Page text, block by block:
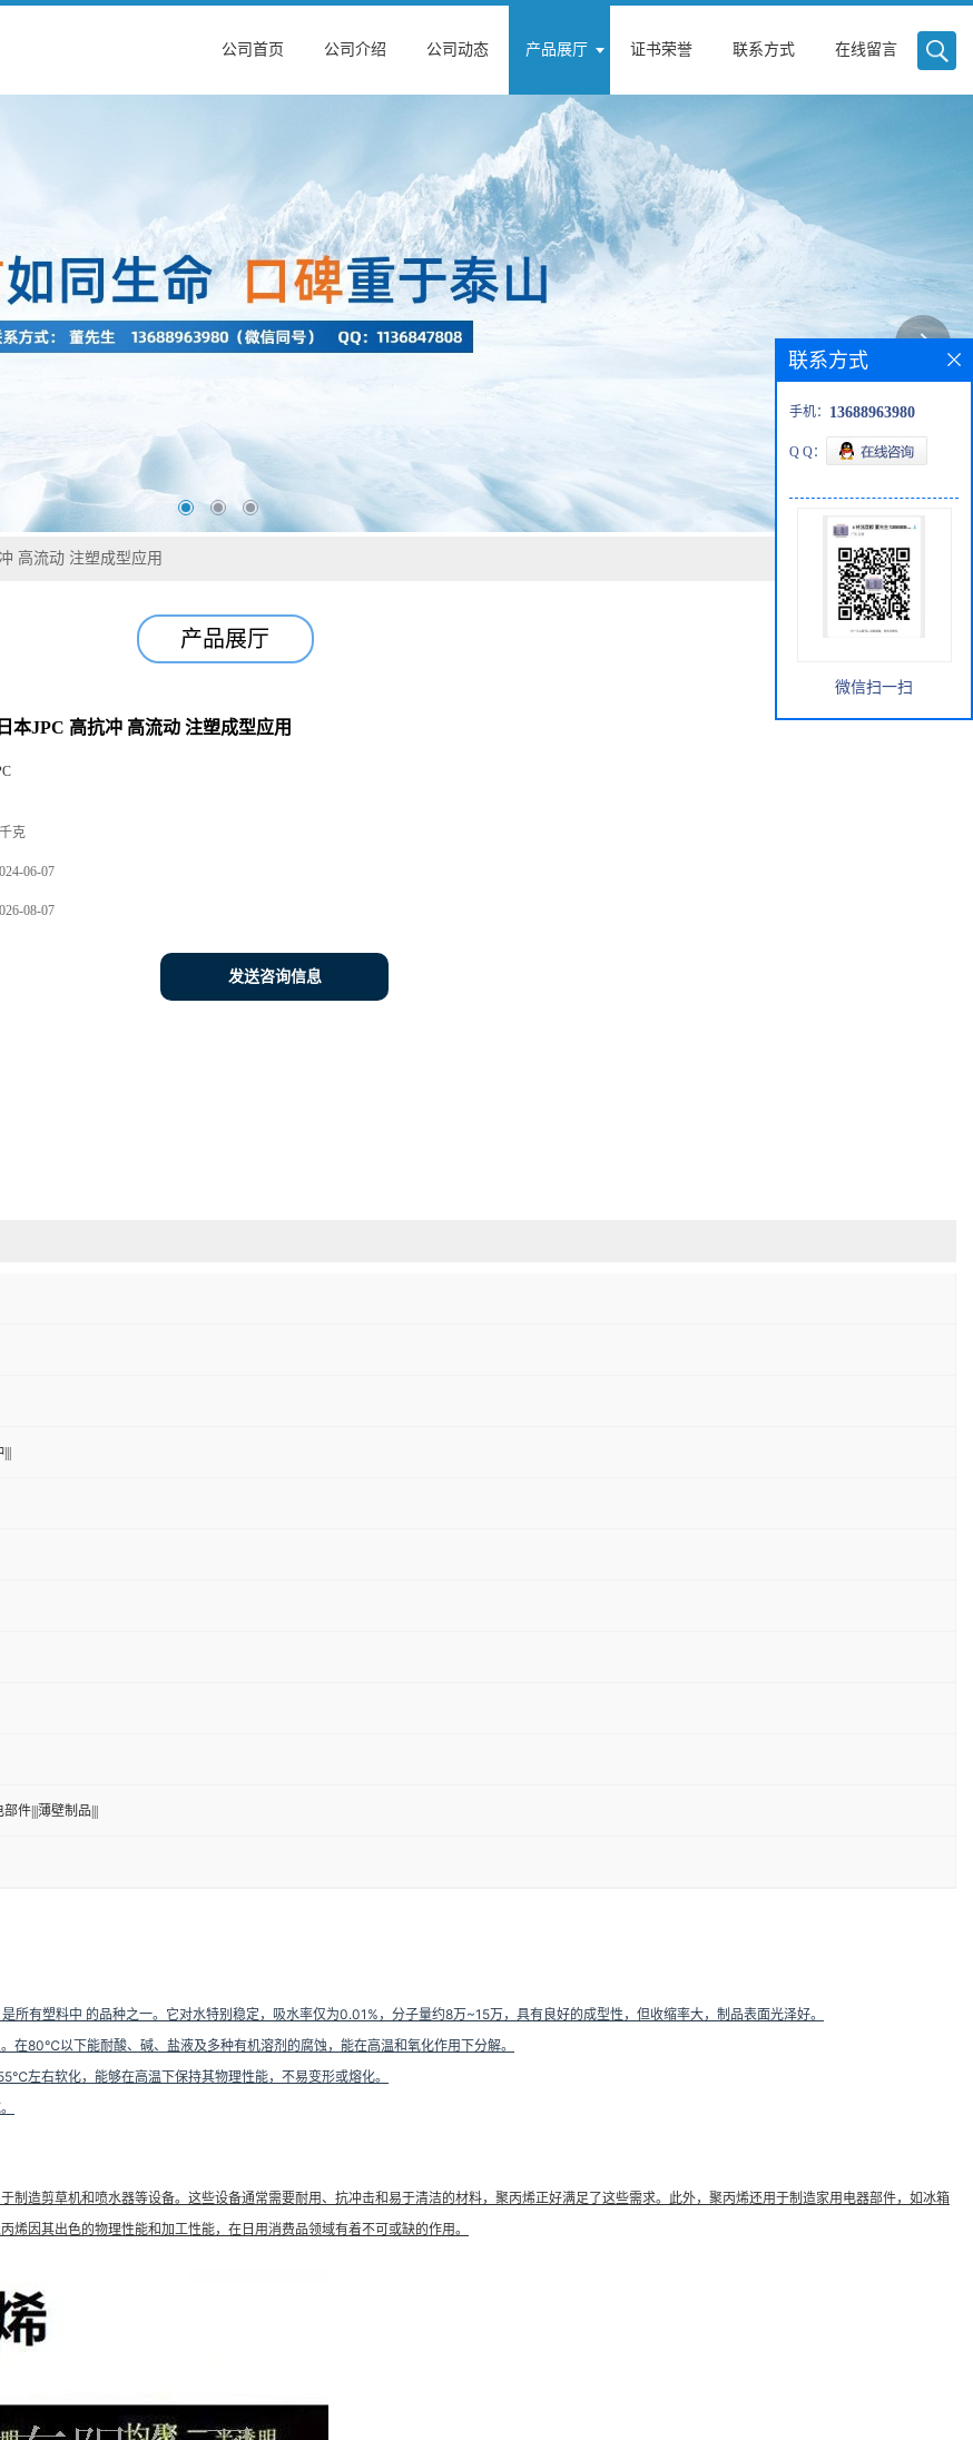
公司首页 公司介绍 公司动态 产品展厅 证书荣誉 联系方式 在线留言
高流动 注塑成型应用
产品展厅
本JPC 高抗冲 高流动 注塑成型应用
克
06-07
08-07
发送咨询信息
件|||薄壁制品|||
有塑料中 的品种之一。它对水特别稳定，吸水率仅为0.01%，分子量约8万~15万，具有良好的成型性，但收缩率大，制品表面光泽好。
在80℃以下能耐酸、碱、盐液及多种有机溶剂的腐蚀，能在高温和氧化作用下分解。
右软化，能够在高温下保持其物理性能，不易变形或熔化。
造剪草机和喷水器等设备。这些设备通常需要耐用、抗冲击和易于清洁的材料，聚丙烯正好满足了这些需求。此外，聚丙烯还用于制造家用电器部件，如冰箱
因其出色的物理性能和加工性能，在日用消费品领域有着不可或缺的作用。
联系方式
手机： 13688963980
Q Q：
微信扫一扫